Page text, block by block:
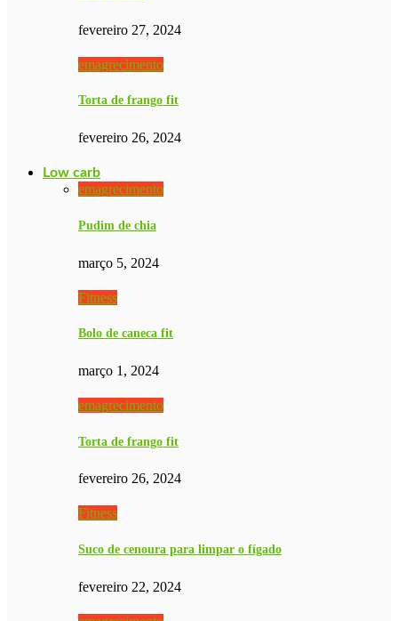
fevereiro 27, 2024
emagrecimento
Torta de frango fit
fevereiro 26, 2024
Low carb
emagrecimento
Pudim de chia
março 5, 2024
Fitness
Bolo de caneca fit
março 1, 2024
emagrecimento
Torta de frango fit
fevereiro 26, 2024
Fitness
Suco de cenoura para limpar o fígado
fevereiro 22, 2024